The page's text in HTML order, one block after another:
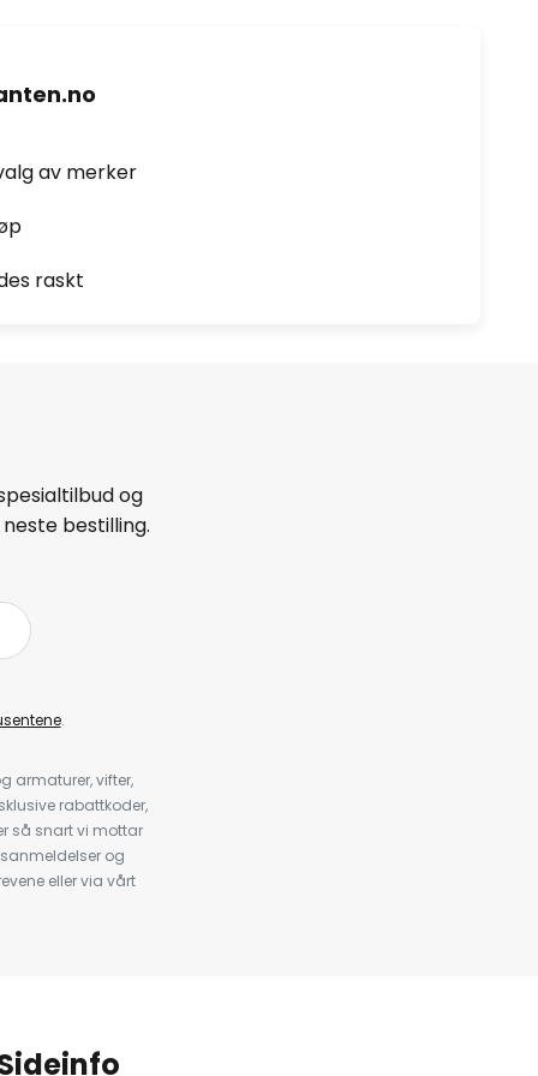
av merker
raskt
og
bestilling.
.
armaturer, vifter,
rabattkoder,
så snart vi mottar
og
eller via vårt